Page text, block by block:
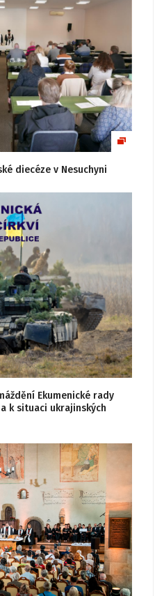
diecéze v Nesuchyni
Ekumenické rady
k situaci ukrajinských